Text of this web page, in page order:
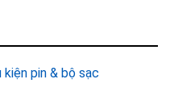
kiện pin & bộ sạc